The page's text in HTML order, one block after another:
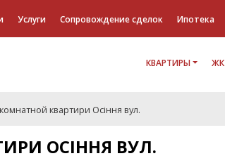
Услуги Сопровождение сделок Ипотека
КВАРТИРЫ ЖК
квартири Осіння вул.
ОСІННЯ ВУЛ.